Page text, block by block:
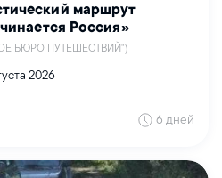
маршрут
Россия»
БЮРО ПУТЕШЕСТВИЙ")
2026
6 дней